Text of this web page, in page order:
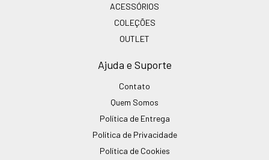
ACESSÓRIOS
COLEÇÕES
OUTLET
Ajuda e Suporte
Contato
Quem Somos
Política de Entrega
Política de Privacidade
Política de Cookies